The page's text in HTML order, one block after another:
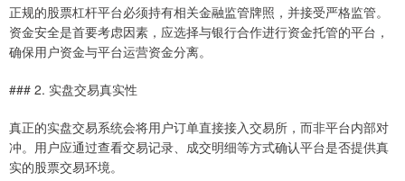
正规的股票杠杆平台必须持有相关金融监管牌照，并接受严格监管。
资金安全是首要考虑因素，应选择与银行合作进行资金托管的平台，
确保用户资金与平台运营资金分离。
### 2. 实盘交易真实性
真正的实盘交易系统会将用户订单直接接入交易所，而非平台内部对
冲。用户应通过查看交易记录、成交明细等方式确认平台是否提供真
实的股票交易环境。